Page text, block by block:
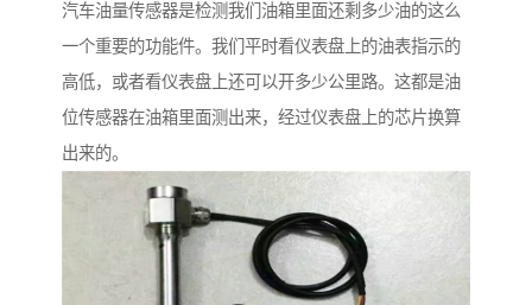
汽车油量传感器是检测我们油箱里面还剩多少油的这么
一个重要的功能件。我们平时看仪表盘上的油表指示的
高低，或者看仪表盘上还可以开多少公里路。这都是油
位传感器在油箱里面测出来，经过仪表盘上的芯片换算
出来的。